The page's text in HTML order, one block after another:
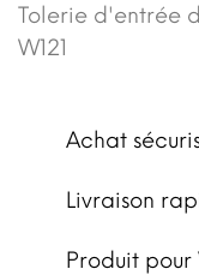
Tolerie d'entrée
W121
Achat
Livraison
Produit pour